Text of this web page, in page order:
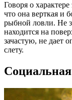
Говоря о
что она верткая и
рыбной ловли. Не
находится на
зачастую, не дает
слету.